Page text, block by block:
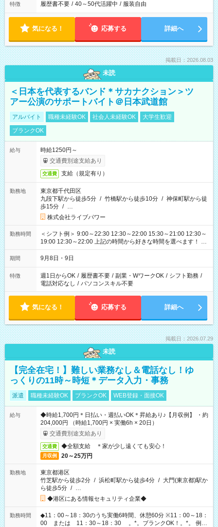
特徴 履歴書不要 / 40～50代活躍中 / 服装自由
気になる！ 応募する 詳細へ
掲載日：2026.08.03
未読
＜日本を代表するバンド＊サカナクション＞ツ
アー公演のサポートバイト＠日本武道館
アルバイト 職種未経験OK 社会人未経験OK
大学生歓迎
ブランクOK
給与
時給1250円～
交通費別途支給あり
交通費 支給（規定有り）
勤務地
東京都千代田区
九段下駅から徒歩5分 / 竹橋駅から徒歩10分 / 神保町駅から徒
歩15分 / …
株式会社ライブパワー
勤務時間
＜シフト例＞ 9:00～22:30 12:30～22:00 15:30～21:00 12:30～
19:00 12:30～22:00 上記の時間から好きな時間を選べます！ ※
時間は変更となる可能性があります
期間 9月8日・9日
特徴 週1日からOK / 履歴書不要 / 副業・WワークOK / シフト勤務 /
電話対応なし / パソコンスキル不要
気になる！ 応募する 詳細へ
掲載日：2026.07.29
未読
【完全在宅！】難しい業務なし＆電話なし！ゆ
っくりの11時～時短＊データ入力・事務
派遣 職種未経験OK ブランクOK WEB登録・面接OK
給与
◆時給1,700円＊日払い・週払いOK＊昇給あり♪【月収例】 ・約
204,000円 （時給1,700円 × 実働6h × 20日）
交通費別途支給あり
交通費 ◆全額支給 ＊家が少し遠くても安心！
月収例 20～25万円
勤務地
東京都港区
竹芝駅から徒歩2分 / 浜松町駅から徒歩4分 / 大門(東京都)駅か
ら徒歩5分 / …
◆港区にある情報セキュリティ企業◆
勤務時間
◆11：00～18：30のうち実働6時間、休憩60分 ※11：00～18：
00 または 11：30～18：30 。*。ブランクOK！。*。 例え